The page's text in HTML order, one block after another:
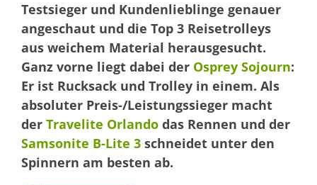
Testsieger und Kundenlieblinge genauer
angeschaut und die Top 3 Reisetrolleys
aus weichem Material herausgesucht.
Ganz vorne liegt dabei der Osprey Sojourn:
Er ist Rucksack und Trolley in einem. Als
absoluter Preis-/Leistungssieger macht
der Travelite Orlando das Rennen und der
Samsonite B-Lite 3 schneidet unter den
Spinnern am besten ab.